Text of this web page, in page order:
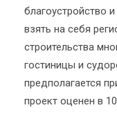
благоустройство
взять на себя
строительства
гостиницы и
предполагается
проект оценен в